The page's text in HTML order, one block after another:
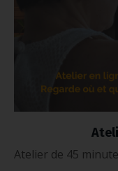
Atelier de 45